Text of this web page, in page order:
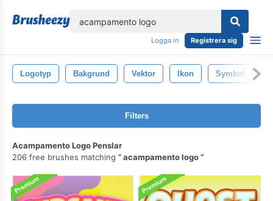
Logga in Registrera sig
Logotyp Bakgrund Vektor Ikon Symbol
Filters
Acampamento Logo Penslar
206 free brushes matching
acampamento logo